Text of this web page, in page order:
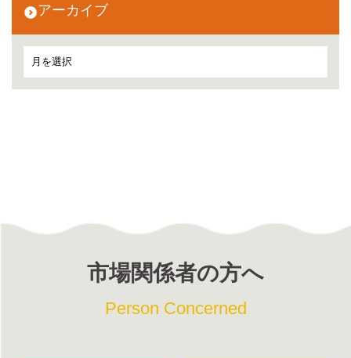
アーカイブ
市場関係者の方へ
Person Concerned